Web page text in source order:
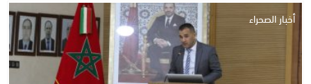
أخبار الصحراء